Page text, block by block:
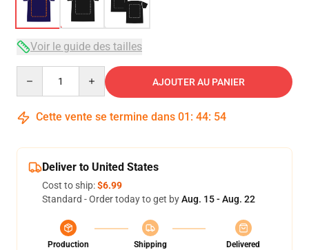
Voir le guide des tailles
AJOUTER AU PANIER
Cette vente se termine dans 01 : 44: 54
Deliver to United States
Cost to ship:$6.99
Standard - Order today to get byAug. 15 - Aug. 22
Production
Shipping
Delivered